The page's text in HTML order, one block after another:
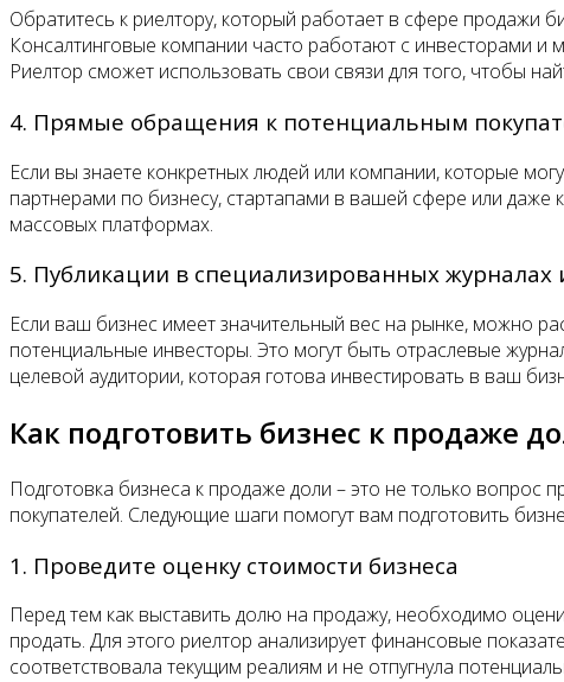
Обратитесь к риелтору, который работает в сфере продажи
Консалтинговые компании часто работают с инвесторами и
Риелтор сможет использовать свои связи для того, чтобы
4. Прямые обращения к потенциальным
Если вы знаете конкретных людей или компании, которые
партнерами по бизнесу, стартапами в вашей сфере или
массовых платформах.
5. Публикации в специализированных
Если ваш бизнес имеет значительный вес на рынке, можно
потенциальные инвесторы. Это могут быть отраслевые
целевой аудитории, которая готова инвестировать в ваш
Как подготовить бизнес к продаже
Подготовка бизнеса к продаже доли – это не только вопрос
покупателей. Следующие шаги помогут вам подготовить
1. Проведите оценку стоимости бизнеса
Перед тем как выставить долю на продажу, необходимо
продать. Для этого риелтор анализирует финансовые
соответствовала текущим реалиям и не отпугнула